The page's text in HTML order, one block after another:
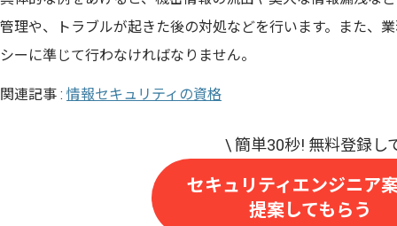
管理や、トラブルが起きた後の対処などを行います。また、
シーに準じて行わなければなりません。
関連記事 : 情報セキュリティの資格
セキュリティエンジニア
提案してもらう